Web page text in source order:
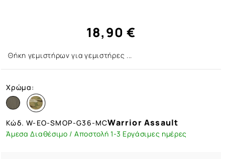
18,90 €
Θήκη γεμιστήρων για γεμιστήρες ...
Χρώμα:
Κώδ.W-EO-SMOP-G36-MCWarrior Assault
Άμεσα Διαθέσιμο / Αποστολή 1-3 Εργάσιμες ημέρες